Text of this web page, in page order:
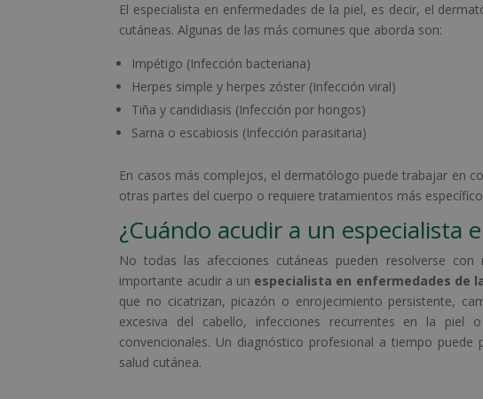
El especialista en enfermedades de la piel, es decir, el
cutáneas. Algunas de las más comunes que aborda son:
Impétigo (Infección bacteriana)
Herpes simple y herpes zóster (Infección viral)
Tiña y candidiasis (Infección por hongos)
Sarna o escabiosis (Infección parasitaria)
En casos más complejos, el dermatólogo puede trabajar en
otras partes del cuerpo o requiere tratamientos más
¿Cuándo acudir a un especialista
No todas las afecciones cutáneas pueden resolverse
importante acudir a un especialista en enfermedades de
que no cicatrizan, picazón o enrojecimiento persistente,
excesiva del cabello, infecciones recurrentes en la
convencionales. Un diagnóstico profesional a tiempo
salud cutánea.